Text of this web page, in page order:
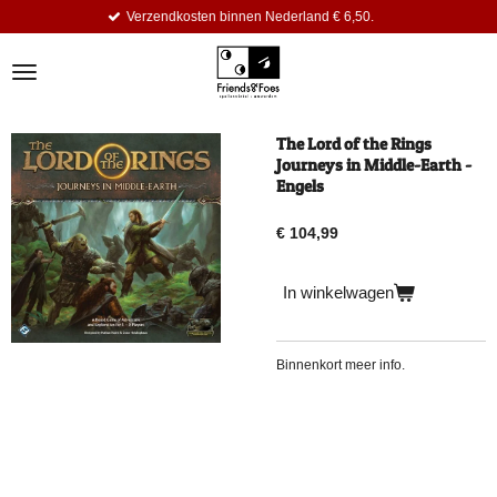
de
Verzendkosten binnen Nederland € 6,50.
The Lord of the Rings
Journeys in Middle-Earth -
Engels
€ 104,99
In winkelwagen
Binnenkort meer info.